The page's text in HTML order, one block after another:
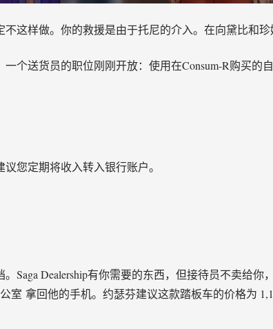
这样做。你的救援是由于托尼的介入。在向黛比和珍
个送货员的职位刚刚开放：使用在Consum-R购买的
您定期将收入转入银行账户。
Saga Dealership有你需要的东西，但接待员不卖给
室 拿回他的手机。约瑟芬建议这款踏板车的价格为